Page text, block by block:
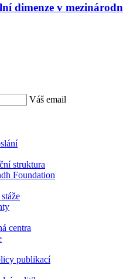
dimenze v
Váš email
struktura
Foundation
centra
publikací